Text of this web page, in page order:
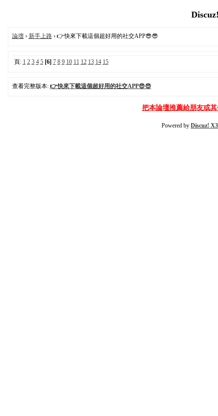
論壇› 新手上路› 👉快來下載這個超好用的社交APP😎😎
頁: 1 2 3 4 5 [6] 7 8 9 10 11 12 13 14 15
查看完整版本: 👉快來下載這個超好用的社交APP😎😎
把本論壇推薦給朋友或
Powered by Discuz!